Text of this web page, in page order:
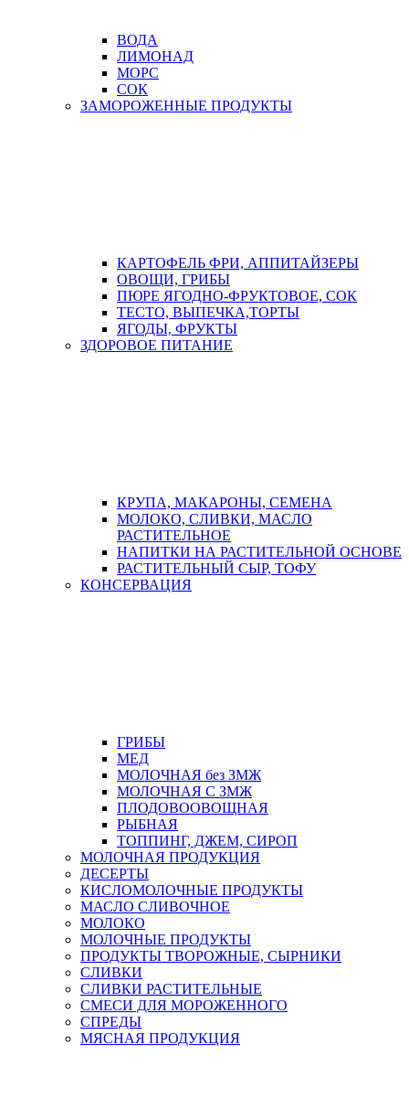
ВОДА
ЛИМОНАД
МОРС
СОК
ЗАМОРОЖЕННЫЕ ПРОДУКТЫ
КАРТОФЕЛЬ ФРИ, АППИТАЙЗЕРЫ
ОВОЩИ, ГРИБЫ
ПЮРЕ ЯГОДНО-ФРУКТОВОЕ, СОК
ТЕСТО, ВЫПЕЧКА,ТОРТЫ
ЯГОДЫ, ФРУКТЫ
ЗДОРОВОЕ ПИТАНИЕ
КРУПА, МАКАРОНЫ, СЕМЕНА
МОЛОКО, СЛИВКИ, МАСЛО
РАСТИТЕЛЬНОЕ
НАПИТКИ НА РАСТИТЕЛЬНОЙ ОСНОВЕ
РАСТИТЕЛЬНЫЙ СЫР, ТОФУ
КОНСЕРВАЦИЯ
ГРИБЫ
МЕД
МОЛОЧНАЯ без ЗМЖ
МОЛОЧНАЯ С ЗМЖ
ПЛОДОВООВОЩНАЯ
РЫБНАЯ
ТОППИНГ, ДЖЕМ, СИРОП
МОЛОЧНАЯ ПРОДУКЦИЯ
ДЕСЕРТЫ
КИСЛОМОЛОЧНЫЕ ПРОДУКТЫ
МАСЛО СЛИВОЧНОЕ
МОЛОКО
МОЛОЧНЫЕ ПРОДУКТЫ
ПРОДУКТЫ ТВОРОЖНЫЕ, СЫРНИКИ
СЛИВКИ
СЛИВКИ РАСТИТЕЛЬНЫЕ
СМЕСИ ДЛЯ МОРОЖЕННОГО
СПРЕДЫ
МЯСНАЯ ПРОДУКЦИЯ